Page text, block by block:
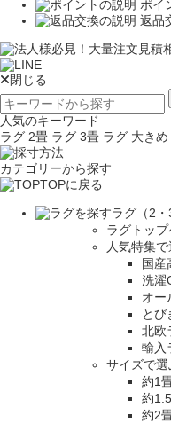
ポイ
返品
閉じる
人気のキーワード
ラグ 2畳 ラグ 3畳 ラグ 大きめ
カテゴリーから探す
TOPに戻る
ラグ（2・
ラグトップ
人気特集
国産
洗濯
オー
とび
北欧
輸入
サイズで選
約1
約
約2